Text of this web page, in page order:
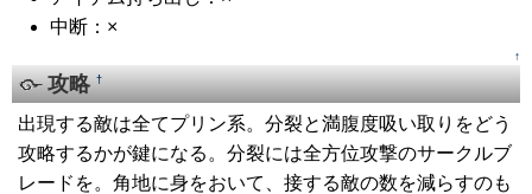
中断：×
↑
攻略†
出現する敵は全てプリン系。分裂と満腹度吸い取りをどう
攻略するかが鍵になる。分裂には全方位攻撃のサークルブ
レードを。角地に身をおいて、接する敵の数を減らすのも